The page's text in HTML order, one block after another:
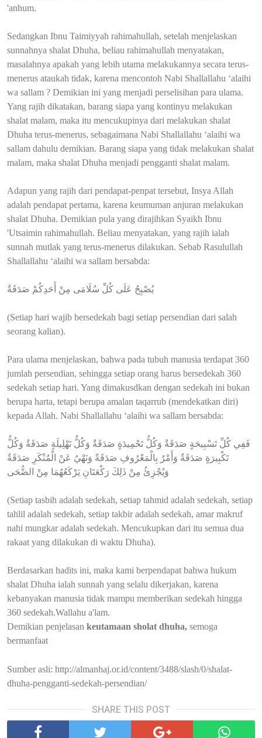
'anhum.
Sedangkan Ibnu Taimiyyah rahimahullah, setelah menjelaskan
sunnahnya shalat Dhuha, beliau rahimahullah menyatakan,
masalahnya apakah yang lebih utama melakukannya secara terus-
menerus ataukah tidak, karena mencontoh Nabi Shallallahu ‘alaihi
wa sallam ? Demikian ini yang menjadi perselisihan para ulama.
Yang rajih dikatakan, barang siapa yang kontinyu melakukan
shalat malam, maka itu mencukupinya dari melakukan shalat
Dhuha terus-menerus, sebagaimana Nabi Shallallahu ‘alaihi wa
sallam dahulu demikian. Barang siapa yang tidak melakukan shalat
malam, maka shalat Dhuha menjadi pengganti shalat malam.
Adapun yang rajih dari pendapat-penpat tersebut, Insya Allah
adalah pendapat pertama, karena keumuman anjuran melakukan
shalat Dhuha. Demikian pula yang dirajihkan Syaikh Ibnu
'Utsaimin rahimahullah. Beliau menyatakan, yang rajih ialah
sunnah mutlak yang terus-menerus dilakukan. Sebab Rasulullah
Shallallahu ‘alaihi wa sallam bersabda:
يُصْبِحُ عَلَى كُلِّ سُلَامَى مِنْ أَحَدِكُمْ صَدَقَةٌ
(Setiap hari wajib bersedekah bagi setiap persendian dari salah
seorang kalian).
Para ulama menjelaskan, bahwa pada tubuh manusia terdapat 360
jumlah persendian, sehingga setiap orang harus bersedekah 360
sedekah setiap hari. Yang dimakusdkan dengan sedekah ini bukan
berupa harta, tetapi berupa amalan taqarrub (mendekatkan diri)
kepada Allah. Nabi Shallallahu ‘alaihi wa sallam bersabda:
فَفِي كُلِّ تَسْبِيحَةٍ صَدَقَةٌ وَكُلُّ تَحْمِيدَةٍ صَدَقَةٌ وَكُلُّ تَهْلِيلَةٍ صَدَقَةٌ وَكُلُّ
تَكْبِيرَةٍ صَدَقَةٌ وَأَمْرٌ بِالْمَعْرُوفِ صَدَقَةٌ وَنَهْيٌ عَنْ الْمُنْكَرِ صَدَقَةٌ
وَيُجْزِئُ مِنْ ذَلِكَ رَكْعَتَانِ يَرْكَعُهُمَا مِنْ الضُّحَى
(Setiap tasbih adalah sedekah, setiap tahmid adalah sedekah, setiap
tahlil adalah sedekah, setiap takbir adalah sedekah, amar makruf
nahi mungkar adalah sedekah. Mencukupkan dari itu semua dua
rakaat yang dilakukan di waktu Dhuha).
Berdasarkan hadits ini, maka kami berpendapat bahwa hukum
shalat Dhuha ialah sunnah yang selalu dikerjakan, karena
kebanyakan manusia tidak mampu memberikan sedekah hingga
360 sedekah.Wallahu a'lam.
Demikian penjelasan keutamaan sholat dhuha, semoga
bermanfaat
Sumber asli: http://almanhaj.or.id/content/3488/slash/0/shalat-
dhuha-pengganti-sedekah-persendian/
SHARE THIS POST